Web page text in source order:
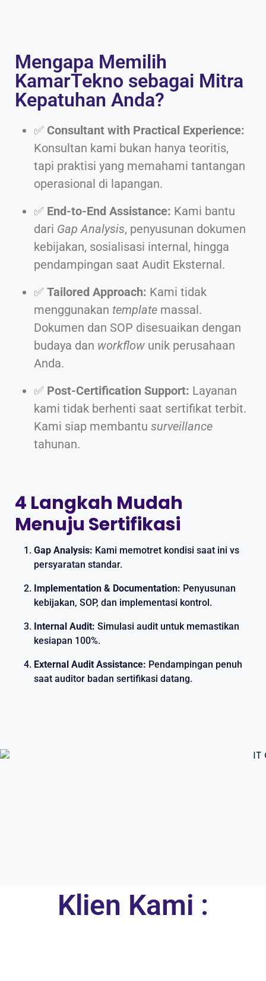
Mengapa Memilih
KamarTekno sebagai Mitra
Kepatuhan Anda?
✅ Consultant with Practical Experience:
Konsultan kami bukan hanya teoritis,
tapi praktisi yang memahami tantangan
operasional di lapangan.
✅ End-to-End Assistance: Kami bantu
dari Gap Analysis, penyusunan dokumen
kebijakan, sosialisasi internal, hingga
pendampingan saat Audit Eksternal.
✅ Tailored Approach: Kami tidak
menggunakan template massal.
Dokumen dan SOP disesuaikan dengan
budaya dan workflow unik perusahaan
Anda.
✅ Post-Certification Support: Layanan
kami tidak berhenti saat sertifikat terbit.
Kami siap membantu surveillance
tahunan.
4 Langkah Mudah
Menuju Sertifikasi
Gap Analysis: Kami memotret kondisi saat ini vs
persyaratan standar.
Implementation & Documentation: Penyusunan
kebijakan, SOP, dan implementasi kontrol.
Internal Audit: Simulasi audit untuk memastikan
kesiapan 100%.
External Audit Assistance: Pendampingan penuh
saat auditor badan sertifikasi datang.
Klien Kami :